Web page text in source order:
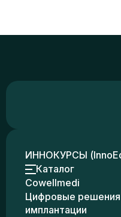
ИННОКУРСЫ
Каталог
Cowellmedi
Цифровые решения
имплантации